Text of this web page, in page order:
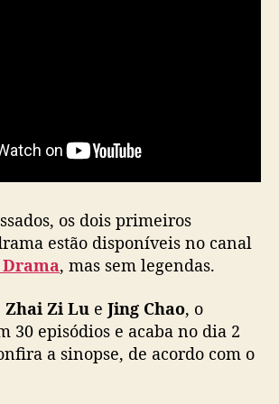
g
a
n
v
o
t
os dois primeiros
estão disponíveis no canal
Drama, mas sem legendas.
Zhai Zi Lu e Jing Chao, o
30 episódios e acaba no dia 2
a sinopse, de acordo com o